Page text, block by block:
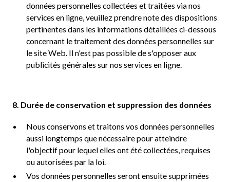
données personnelles collectées et traitées via nos
services en ligne, veuillez prendre note des dispositions
pertinentes dans les informations détaillées ci-dessous
concernant le traitement des données personnelles sur
le site Web. Il n'est pas possible de s'opposer aux
publicités générales sur nos services en ligne.
8. Durée de conservation et suppression des données
Nous conservons et traitons vos données personnelles
aussi longtemps que nécessaire pour atteindre
l'objectif pour lequel elles ont été collectées, requises
ou autorisées par la loi.
Vos données personnelles seront ensuite supprimées